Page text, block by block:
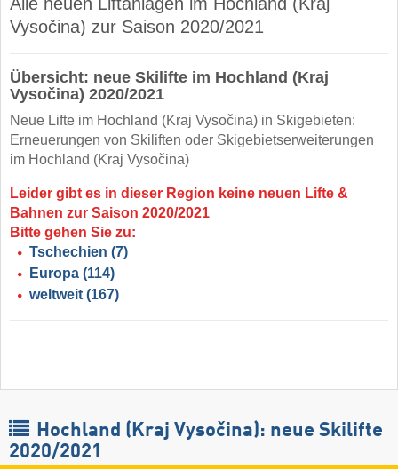
Vysočina) zur Saison 2020/2021
Übersicht: neue Skilifte im Hochland (Kraj
Vysočina) 2020/2021
Neue Lifte im Hochland (Kraj Vysočina) in Skigebieten:
Erneuerungen von Skiliften oder Skigebietserweiterungen
im Hochland (Kraj Vysočina)
Leider gibt es in dieser Region keine neuen Lifte &
Bahnen zur Saison 2020/2021
Bitte gehen Sie zu:
Tschechien (7)
Europa (114)
weltweit (167)
Hochland (Kraj Vysočina): neue Skilifte
2020/2021